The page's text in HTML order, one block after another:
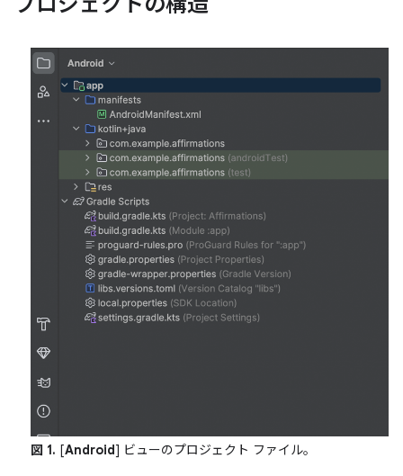
図 1. [Android] ビューのプロジェクト ファイル。